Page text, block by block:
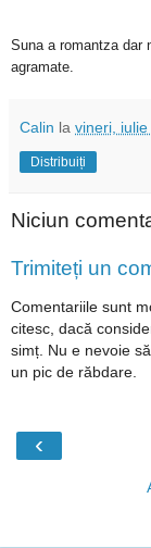
Suna a romantza dar
agramate.
Calin la vineri,
Distribuiți
Niciun
Trimiteți un
Comentariile sunt
citesc, dacă
simț. Nu e nevoie
un pic de răbdare.
‹